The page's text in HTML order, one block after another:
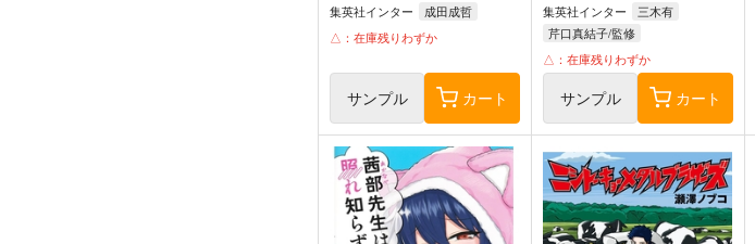
集英社インター
成田成哲
△：在庫残りわずか
サンプル カート
集英社インター
三木有
芹口真結子/監修
△：在庫残りわずか
サンプル カート